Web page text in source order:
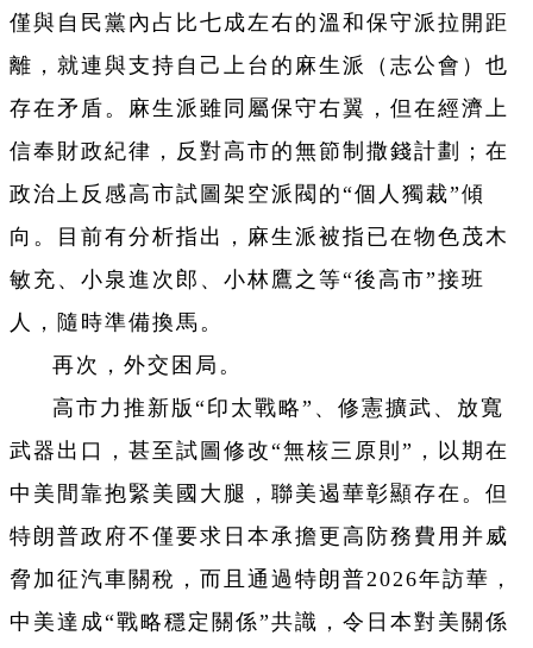
僅與自民黨內占比七成左右的溫和保守派拉開距
離，就連與支持自己上台的麻生派（志公會）也
存在矛盾。麻生派雖同屬保守右翼，但在經濟上
信奉財政紀律，反對高市的無節制撒錢計劃；在
政治上反感高市試圖架空派閥的“個人獨裁”傾
向。目前有分析指出，麻生派被指已在物色茂木
敏充、小泉進次郎、小林鷹之等“後高市”接班
人，隨時準備換馬。
再次，外交困局。
高市力推新版“印太戰略”、修憲擴武、放寬
武器出口，甚至試圖修改“無核三原則”，以期在
中美間靠抱緊美國大腿，聯美遏華彰顯存在。但
特朗普政府不僅要求日本承擔更高防務費用并威
脅加征汽車關稅，而且通過特朗普2026年訪華，
中美達成“戰略穩定關係”共識，令日本對美關係